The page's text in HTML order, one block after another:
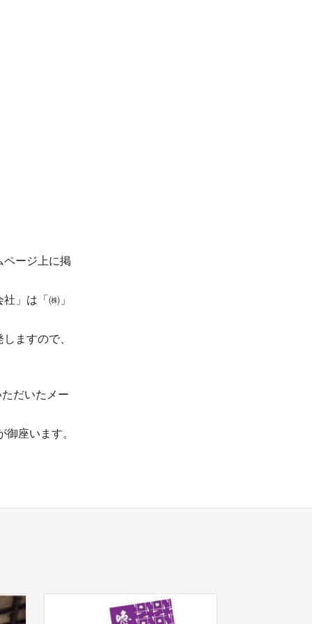
ージ上に掲
」は「㈱」
ますので、
だいたメー
座います。